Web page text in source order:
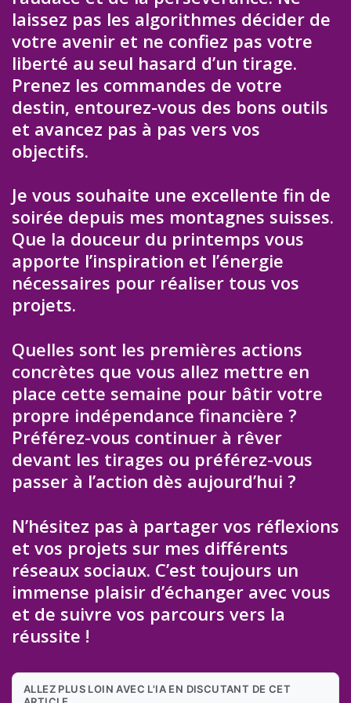
laissez pas les algorithmes décider de
votre avenir et ne confiez pas votre
liberté au seul hasard d’un tirage.
Prenez les commandes de votre
destin, entourez-vous des bons outils
et avancez pas à pas vers vos
objectifs.
Je vous souhaite une excellente fin de
soirée depuis mes montagnes suisses.
Que la douceur du printemps vous
apporte l’inspiration et l’énergie
nécessaires pour réaliser tous vos
projets.
Quelles sont les premières actions
concrètes que vous allez mettre en
place cette semaine pour bâtir votre
propre indépendance financière ?
Préférez-vous continuer à rêver
devant les tirages ou préférez-vous
passer à l’action dès aujourd’hui ?
N’hésitez pas à partager vos réflexions
et vos projets sur mes différents
réseaux sociaux. C’est toujours un
immense plaisir d’échanger avec vous
et de suivre vos parcours vers la
réussite !
ALLEZ PLUS LOIN AVEC L'IA EN DISCUTANT DE CET